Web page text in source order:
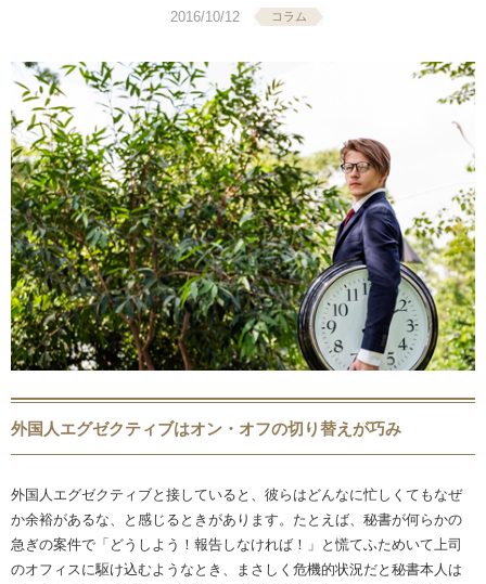
2016/10/12 コラム
外国人エグゼクティブはオン・オフの切り替えが巧み
外国人エグゼクティブと接していると、彼らはどんなに忙しくてもなぜ
か余裕があるな、と感じるときがあります。たとえば、秘書が何らかの
急ぎの案件で「どうしよう！報告しなければ！」と慌てふためいて上司
のオフィスに駆け込むようなとき、まさしく危機的状況だと秘書本人は